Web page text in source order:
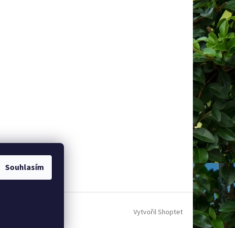
Souhlasím
Vytvořil Shoptet